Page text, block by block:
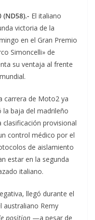
El italiano
victoria de la
en el Gran Premio
Simoncelli» de
su ventaja al frente
carrera de Moto2 ya
la baja del madrileño
clasificación provisional
control médico por el
de aislamiento
estar en la segunda
italiano.
llegó durante el
australiano Remy
position —a pesar de